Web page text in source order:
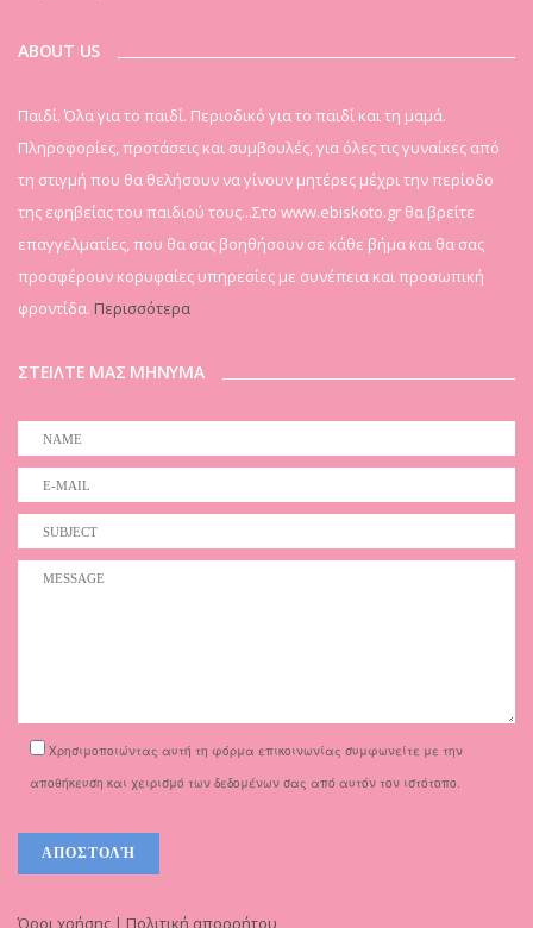
ABOUT US
Παιδί. Όλα για το παιδί. Περιοδικό για το παιδί και τη μαμά.
Πληροφορίες, προτάσεις και συμβουλές, για όλες τις γυναίκες από
τη στιγμή που θα θελήσουν να γίνουν μητέρες μέχρι την περίοδο
της εφηβείας του παιδιού τους...Στο www.ebiskoto.gr θα βρείτε
επαγγελματίες, που θα σας βοηθήσουν σε κάθε βήμα και θα σας
προσφέρουν κορυφαίες υπηρεσίες με συνέπεια και προσωπική
φροντίδα. Περισσότερα
ΣΤΕΙΛΤΕ ΜΑΣ ΜΗΝΥΜΑ
Χρησιμοποιώντας αυτή τη φόρμα επικοινωνίας συμφωνείτε με την
αποθήκευση και χειρισμό των δεδομένων σας από αυτόν τον ιστότοπο.
Όροι χρήσης | Πολιτική απορρήτου